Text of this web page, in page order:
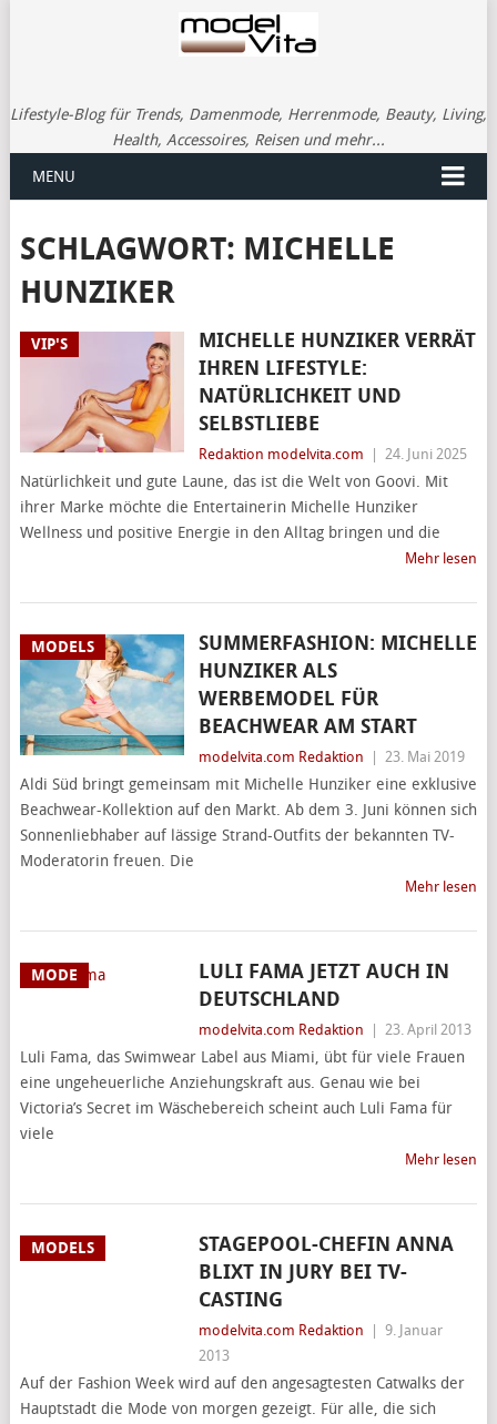
Lifestyle-Blog für Trends, Damenmode, Herrenmode, Beauty, Living,
Health, Accessoires, Reisen und mehr...
MENU
SCHLAGWORT: MICHELLE
HUNZIKER
VIP'S
MICHELLE HUNZIKER VERRÄT
IHREN LIFESTYLE:
NATÜRLICHKEIT UND
SELBSTLIEBE
Redaktion modelvita.com 24. Juni 2025
Natürlichkeit und gute Laune, das ist die Welt von Goovi. Mit
ihrer Marke möchte die Entertainerin Michelle Hunziker
Wellness und positive Energie in den Alltag bringen und die
Mehr lesen
MODELS
SUMMERFASHION: MICHELLE
HUNZIKER ALS
WERBEMODEL FÜR
BEACHWEAR AM START
modelvita.com Redaktion 23. Mai 2019
Aldi Süd bringt gemeinsam mit Michelle Hunziker eine exklusive
Beachwear-Kollektion auf den Markt. Ab dem 3. Juni können sich
Sonnenliebhaber auf lässige Strand-Outfits der bekannten TV-
Moderatorin freuen. Die
Mehr lesen
MODE
LULI FAMA JETZT AUCH IN
DEUTSCHLAND
modelvita.com Redaktion 23. April 2013
Luli Fama, das Swimwear Label aus Miami, übt für viele Frauen
eine ungeheuerliche Anziehungskraft aus. Genau wie bei
Victoria’s Secret im Wäschebereich scheint auch Luli Fama für
viele
Mehr lesen
MODELS
STAGEPOOL-CHEFIN ANNA
BLIXT IN JURY BEI TV-
CASTING
modelvita.com Redaktion
9. Januar
2013
Auf der Fashion Week wird auf den angesagtesten Catwalks der
Hauptstadt die Mode von morgen gezeigt. Für alle, die sich